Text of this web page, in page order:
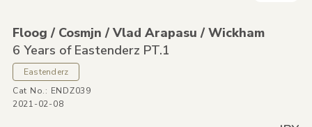
Floog /Cosmjn /Vlad Arapasu /Wickham
6 Years of Eastenderz PT.1
Eastenderz
Cat No.: ENDZ039
2021-02-08